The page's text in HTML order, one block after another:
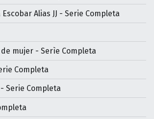
Alias JJ - Serie Completa
mujer - Serìe Completa
Completa
Serie Completa